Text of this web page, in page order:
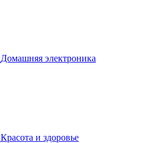
Домашняя электроника
Красота и здоровье